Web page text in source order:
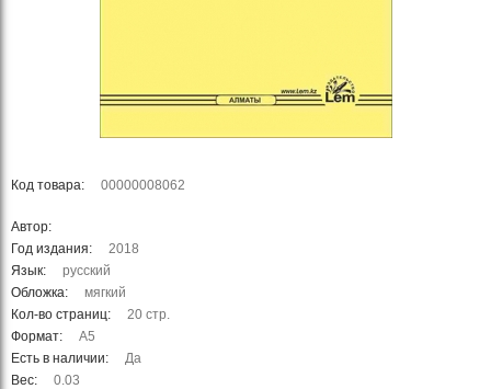
Код товара: 00000008062
Автор:
Год издания:
2018
Язык:
русский
Обложка:
мягкий
Кол-во страниц:
20 стр.
Формат:
А5
Есть в наличии:
Да
Вес:
0.03